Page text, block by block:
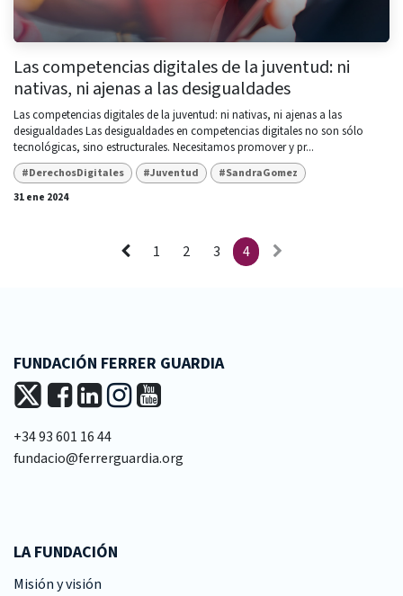
Las competencias digitales de la juventud: ni
nativas, ni ajenas a las desigualdades
Las competencias digitales de la juventud: ni nativas, ni ajenas a las
desigualdades Las desigualdades en competencias digitales no son sólo
tecnológicas, sino estructurales. Necesitamos promover y pr...
#DerechosDigitales #Juventud
#SandraGomez
31 ene 2024
1 2 3 4
FUNDACIÓN FERRER GUARDIA
+34 93 601 16 44
fundacio@ferrerguardia.org
LA FUNDACIÓN
Misión y visión